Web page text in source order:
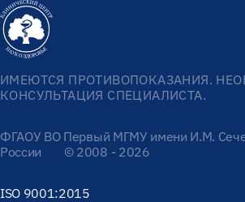
ИМЕЮТСЯ ПРОТИВОПОКАЗАНИЯ.
КОНСУЛЬТАЦИЯ СПЕЦИАЛИСТА.
ФГАОУ ВО Первый МГМУ имени И.М.
России
© 2008 - 2026
ISO 9001:2015